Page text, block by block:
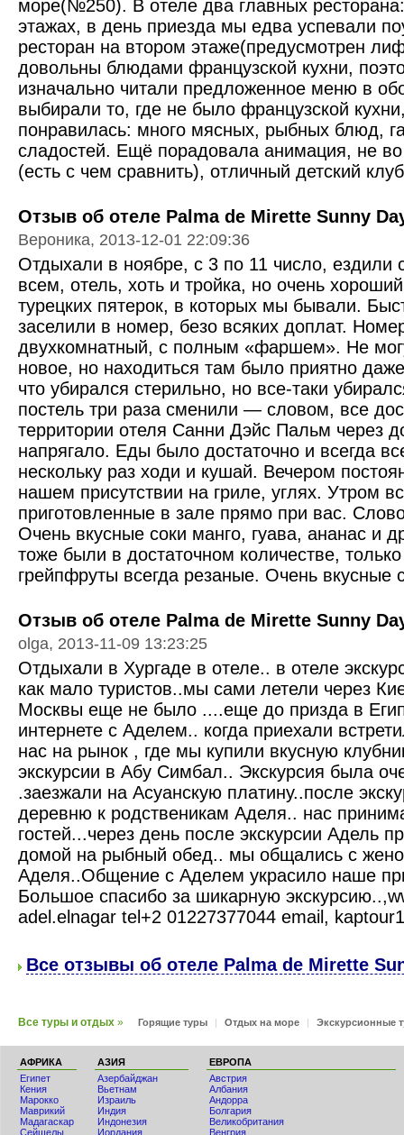
море(№250). В отеле два главных
этажах, в день приезда мы едва успевали
ресторан на втором этаже(предусмотрен
довольны блюдами французской кухни,
изначально читали предложенное меню в
выбирали то, где не было французской
понравилась: много мясных, рыбных блюд,
сладостей. Ещё порадовала анимация, не во
(есть с чем сравнить), отличный детский
Отзыв об отеле Palma de Mirette Sunny
Вероника, 2013-12-01 22:09:36
Отдыхали в ноябре, с 3 по 11 число,
всем, отель, хоть и тройка, но очень
турецких пятерок, в которых мы бывали.
заселили в номер, безо всяких доплат.
двухкомнатный, с полным «фаршем». Не
новое, но находиться там было приятно
что убирался стерильно, но все-таки
постель три раза сменили — словом, все
территории отеля Санни Дэйс Пальм через
напрягало. Еды было достаточно и всегда
нескольку раз ходи и кушай. Вечером
нашем присутствии на гриле, углях. Утром
приготовленные в зале прямо при вас.
Очень вкусные соки манго, гуава, ананас и
тоже были в достаточном количестве,
грейпфруты всегда резаные. Очень
Отзыв об отеле Palma de Mirette Sunny
olga, 2013-11-09 13:23:25
Отдыхали в Хургаде в отеле.. в отеле
как мало туристов..мы сами летели через
Москвы еще не было ....еще до призда в
интернете с Аделем.. когда приехали
нас на рынок , где мы купили вкусную
экскурсии в Абу Симбал.. Экскурсия была
.заезжали на Асуанскую платину..после
деревню к родственикам Аделя.. нас
гостей...через день после экскурсии Адель
домой на рыбный обед.. мы общались с
Аделя..Общение с Аделем украсило наше
Большое спасибо за шикарную
adel.elnagar tel+2 01227377044 email,
Все отзывы об отеле Palma de Mirette
Все туры и отдых » Горящие туры | Отдых на море | Экскурсионные
АФРИКА
Египет
Кения
Мaрокко
Маврикий
Мадагаскар
Сейшелы
АЗИЯ
Азербайджан
Вьетнам
Израиль
Индия
Индонезия
Иордания
ЕВРОПА
Австрия
Албания
Андорра
Болгария
Великобритания
Венгрия